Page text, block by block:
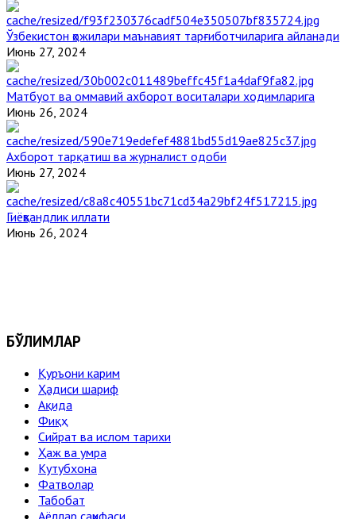
Ўзбекистон ҳожилари маънавият тарғиботчиларига айланади
Июнь 27, 2024
Матбуот ва оммавий ахборот воситалари ходимларига
Июнь 26, 2024
Ахборот тарқатиш ва журналист одоби
Июнь 27, 2024
Гиёҳвандлик иллати
Июнь 26, 2024
БЎЛИМЛАР
Қуръони карим
Ҳадиси шариф
Ақида
Фиқҳ
Сийрат ва ислом тарихи
Ҳаж ва умра
Кутубхона
Фатволар
Табобат